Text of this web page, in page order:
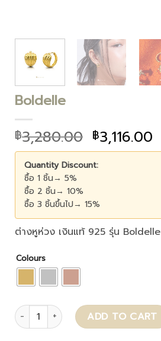
Boldelle
฿3,280.00 ฿3,116.00
Quantity Discount:
ซื้อ 1 ชิ้น→ 5%
ซื้อ 2 ชิ้น→ 10%
ซื้อ 3 ชิ้นขึ้นไป→ 15%
ต่างหูห่วง เงินแท้ 925 รุ่น Boldelle
Colours
Boldelle quantity ADD TO CART